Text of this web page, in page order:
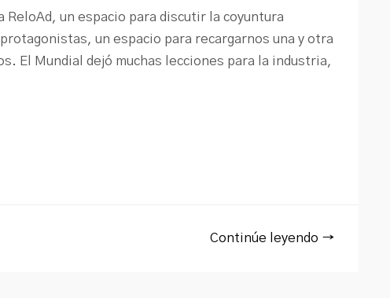
ReloAd, un espacio para discutir la coyuntura
un espacio para recargarnos una y otra
El Mundial dejó muchas lecciones para la industria,
Continúe leyendo →